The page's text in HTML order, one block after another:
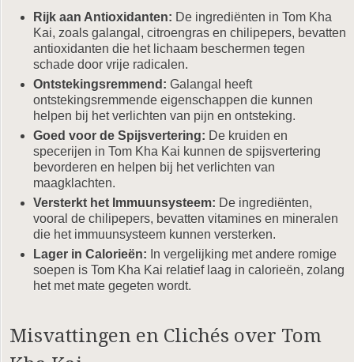
Rijk aan Antioxidanten: De ingrediënten in Tom Kha
Kai, zoals galangal, citroengras en chilipepers, bevatten
antioxidanten die het lichaam beschermen tegen
schade door vrije radicalen.
Ontstekingsremmend: Galangal heeft
ontstekingsremmende eigenschappen die kunnen
helpen bij het verlichten van pijn en ontsteking.
Goed voor de Spijsvertering: De kruiden en
specerijen in Tom Kha Kai kunnen de spijsvertering
bevorderen en helpen bij het verlichten van
maagklachten.
Versterkt het Immuunsysteem: De ingrediënten,
vooral de chilipepers, bevatten vitamines en mineralen
die het immuunsysteem kunnen versterken.
Lager in Calorieën: In vergelijking met andere romige
soepen is Tom Kha Kai relatief laag in calorieën, zolang
het met mate gegeten wordt.
Misvattingen en Clichés over Tom